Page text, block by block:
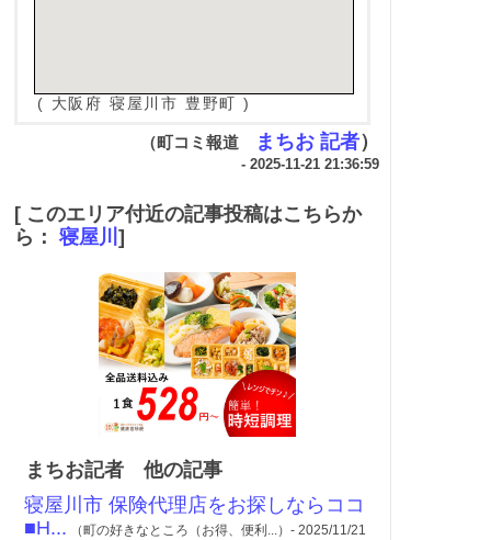
( 大阪府 寝屋川市 豊野町 )
（町コミ報道 まちお 記者）
- 2025-11-21 21:36:59
[ このエリア付近の記事投稿はこちらか
ら： 寝屋川 ]
まちお記者 他の記事
寝屋川市 保険代理店をお探しならココ
■H... （町の好きなところ（お得、便利...）- 2025/11/21